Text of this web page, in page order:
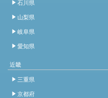
石川県
山梨県
岐阜県
愛知県
近畿
三重県
京都府